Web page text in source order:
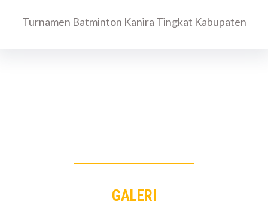
Turnamen Batminton Kanira Tingkat Kabupaten
GALERI